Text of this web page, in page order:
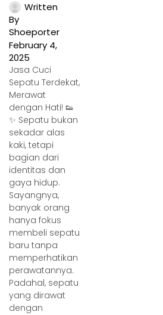
Written
By
Shoeporter
February 4,
2025
Jasa Cuci
Sepatu Terdekat,
Merawat
dengan Hati! 👟
✨ Sepatu bukan
sekadar alas
kaki, tetapi
bagian dari
identitas dan
gaya hidup.
Sayangnya,
banyak orang
hanya fokus
membeli sepatu
baru tanpa
memperhatikan
perawatannya.
Padahal, sepatu
yang dirawat
dengan